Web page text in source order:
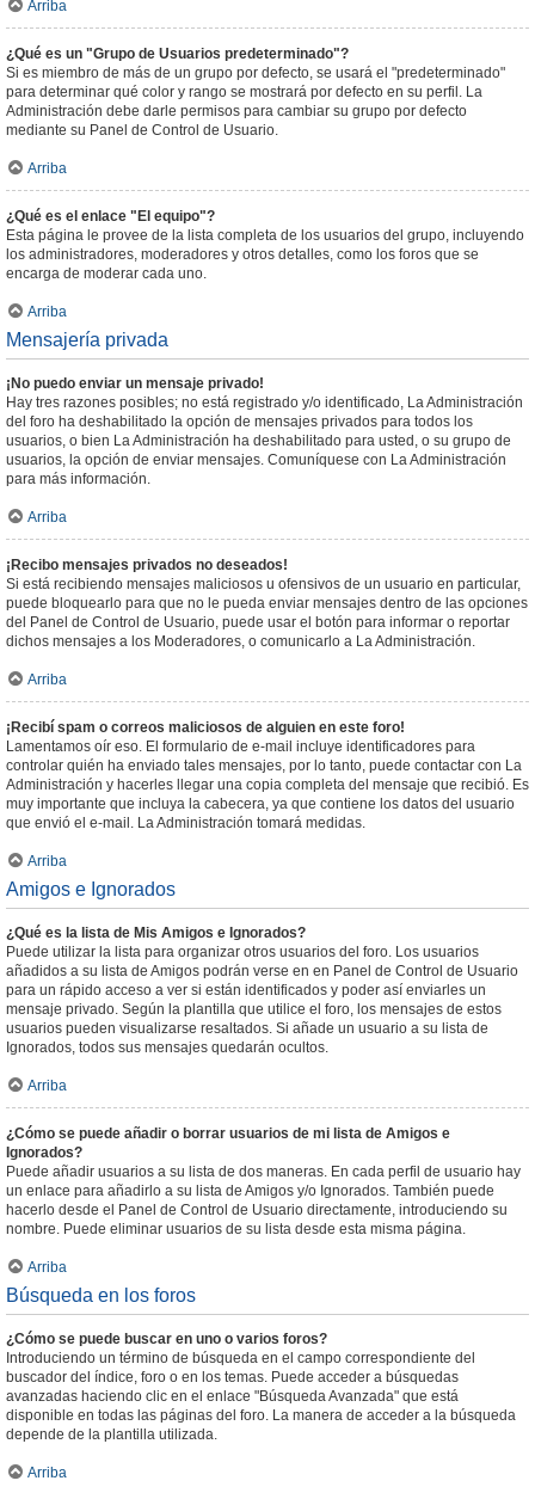
Arriba
¿Qué es un "Grupo de Usuarios predeterminado"?
Si es miembro de más de un grupo por defecto, se usará el "predeterminado"
para determinar qué color y rango se mostrará por defecto en su perfil. La
Administración debe darle permisos para cambiar su grupo por defecto
mediante su Panel de Control de Usuario.
Arriba
¿Qué es el enlace "El equipo"?
Esta página le provee de la lista completa de los usuarios del grupo, incluyendo
los administradores, moderadores y otros detalles, como los foros que se
encarga de moderar cada uno.
Arriba
Mensajería privada
¡No puedo enviar un mensaje privado!
Hay tres razones posibles; no está registrado y/o identificado, La Administración
del foro ha deshabilitado la opción de mensajes privados para todos los
usuarios, o bien La Administración ha deshabilitado para usted, o su grupo de
usuarios, la opción de enviar mensajes. Comuníquese con La Administración
para más información.
Arriba
¡Recibo mensajes privados no deseados!
Si está recibiendo mensajes maliciosos u ofensivos de un usuario en particular,
puede bloquearlo para que no le pueda enviar mensajes dentro de las opciones
del Panel de Control de Usuario, puede usar el botón para informar o reportar
dichos mensajes a los Moderadores, o comunicarlo a La Administración.
Arriba
¡Recibí spam o correos maliciosos de alguien en este foro!
Lamentamos oír eso. El formulario de e-mail incluye identificadores para
controlar quién ha enviado tales mensajes, por lo tanto, puede contactar con La
Administración y hacerles llegar una copia completa del mensaje que recibió. Es
muy importante que incluya la cabecera, ya que contiene los datos del usuario
que envió el e-mail. La Administración tomará medidas.
Arriba
Amigos e Ignorados
¿Qué es la lista de Mis Amigos e Ignorados?
Puede utilizar la lista para organizar otros usuarios del foro. Los usuarios
añadidos a su lista de Amigos podrán verse en en Panel de Control de Usuario
para un rápido acceso a ver si están identificados y poder así enviarles un
mensaje privado. Según la plantilla que utilice el foro, los mensajes de estos
usuarios pueden visualizarse resaltados. Si añade un usuario a su lista de
Ignorados, todos sus mensajes quedarán ocultos.
Arriba
¿Cómo se puede añadir o borrar usuarios de mi lista de Amigos e
Ignorados?
Puede añadir usuarios a su lista de dos maneras. En cada perfil de usuario hay
un enlace para añadirlo a su lista de Amigos y/o Ignorados. También puede
hacerlo desde el Panel de Control de Usuario directamente, introduciendo su
nombre. Puede eliminar usuarios de su lista desde esta misma página.
Arriba
Búsqueda en los foros
¿Cómo se puede buscar en uno o varios foros?
Introduciendo un término de búsqueda en el campo correspondiente del
buscador del índice, foro o en los temas. Puede acceder a búsquedas
avanzadas haciendo clic en el enlace "Búsqueda Avanzada" que está
disponible en todas las páginas del foro. La manera de acceder a la búsqueda
depende de la plantilla utilizada.
Arriba